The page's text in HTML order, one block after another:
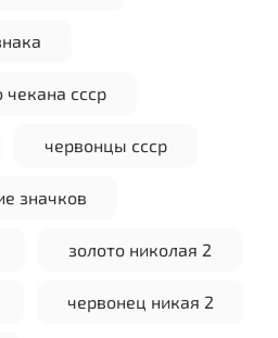
чекана ссср
червонцы ссср
значков
золото николая 2
червонец никая 2